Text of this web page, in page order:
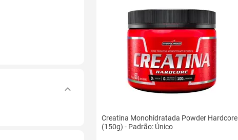
Creatina Monohidratada Powder Hardcore
(150g) - Padrão: Único